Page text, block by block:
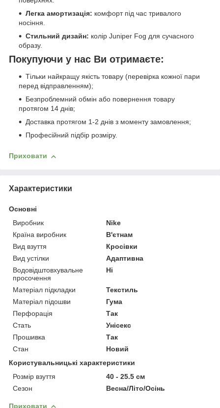
Легка амортизація: комфорт під час тривалого
носіння.
Стильний дизайн: колір Juniper Fog для сучасного
образу.
Покупуючи у нас Ви отримаєте:
Тільки найкращу якість товару (перевірка кожної пари
перед відправленням);
Безпроблемний обмін або повернення товару
протягом 14 днів;
Доставка протягом 1-2 днів з моменту замовлення;
Професійний підбір розміру.
Приховати
Характеристики
Основні
Виробник
Nike
Країна виробник
В'єтнам
Вид взуття
Кросівки
Вид устілки
Адаптивна
Водовідштовхувальне
просочення
Ні
Матеріал підкладки
Текстиль
Матеріал підошви
Гума
Перфорація
Так
Стать
Унісекс
Прошивка
Так
Стан
Новий
Користувальницькі характеристики
Розмір взуття
40 - 25.5 см
Сезон
Весна/Літо/Осінь
Приховати